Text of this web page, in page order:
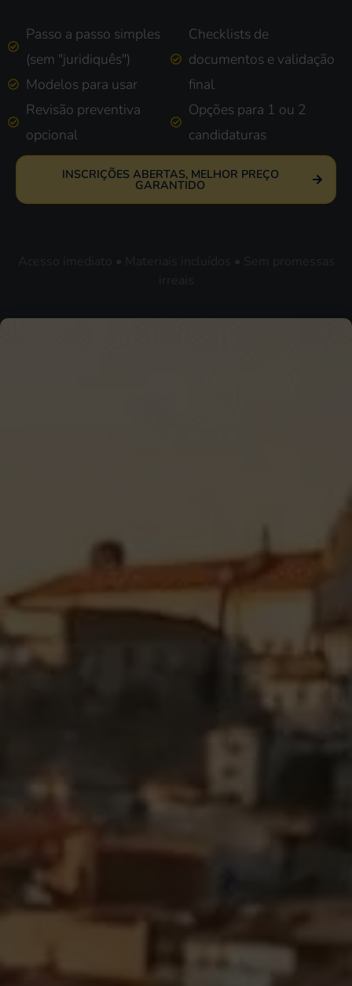
Passo a passo simples
(sem "juridiquês")
Modelos para usar
Revisão preventiva
opcional
Checklists de
documentos e validação
final
Opções para 1 ou 2
candidaturas
INSCRIÇÕES ABERTAS, MELHOR PREÇO
GARANTIDO